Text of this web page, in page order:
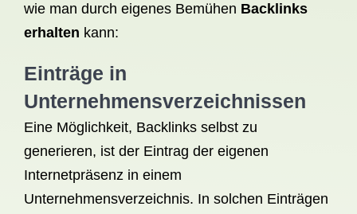
wie man durch eigenes Bemühen Backlinks
erhalten kann:
Einträge in
Unternehmensverzeichnissen
Eine Möglichkeit, Backlinks selbst zu
generieren, ist der Eintrag der eigenen
Internetpräsenz in einem
Unternehmensverzeichnis. In solchen Einträgen